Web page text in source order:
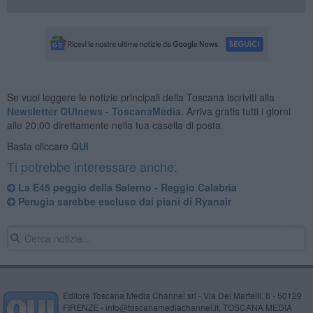
Se vuoi leggere le notizie principali della Toscana iscriviti alla
Newsletter QUInews - ToscanaMedia. Arriva gratis tutti i giorni
alle 20:00 direttamente nella tua casella di posta.
Basta cliccare QUI
Ti potrebbe interessare anche:
La E45 peggio della Salerno - Reggio Calabria
Perugia sarebbe escluso dai piani di Ryanair
Editore Toscana Media Channel srl - Via Dei Martelli, 8 - 50129
FIRENZE - info@toscanamediachannel.it. TOSCANA MEDIA